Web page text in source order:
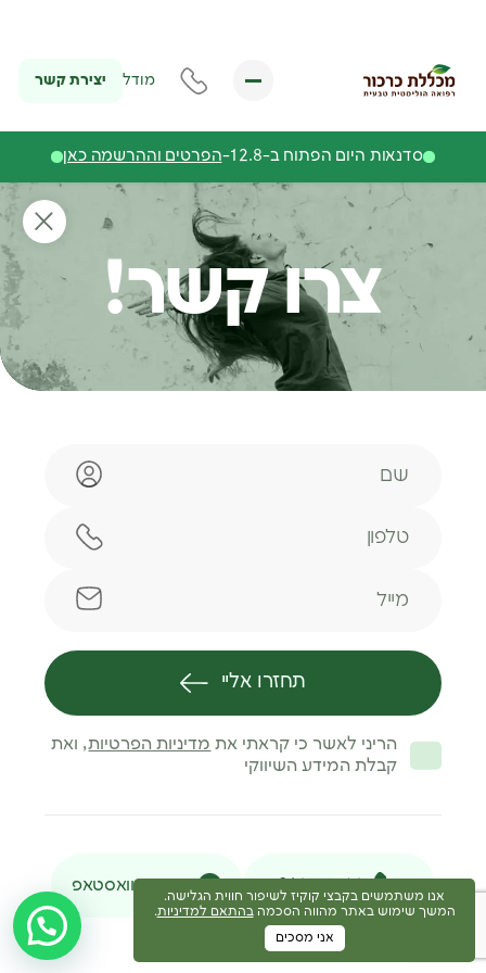
מודל יצירת קשר
סדנאות היום הפתוח ב-12.8- הפרטים וההרשמה כאן
צרו קשר!
תחזרו אליי
הריני לאשר כי קראתי את מדיניות הפרטיות, ואת
קבלת המידע השיווקי
046377716 הודעת וואסטאפ
אנו משתמשים בקבצי קוקיז לשיפור חווית הגלישה.
המשך שימוש באתר מהווה הסכמהבהתאם למדיניות.
אני מסכים